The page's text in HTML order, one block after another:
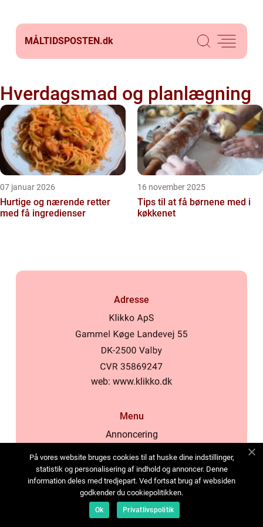
MÅLTIDSPOSTEN.dk
Hverdagsmad og planlægning
07 januar 2026
Hurtige og nærende retter
med få ingredienser
16 november 2025
Tips til at få børnene med i
køkkenet
Adresse
web: www.klikko.dk
Menu
Annoncering
Cookies
Kontakt os
Sitemap
På vores website bruges cookies til at huske dine indstillinger,
statistik og personalisering af indhold og annoncer. Denne
information deles med tredjepart. Ved fortsat brug af websiden
godkender du cookiepolitikken.
Ok Privatlivspolitik